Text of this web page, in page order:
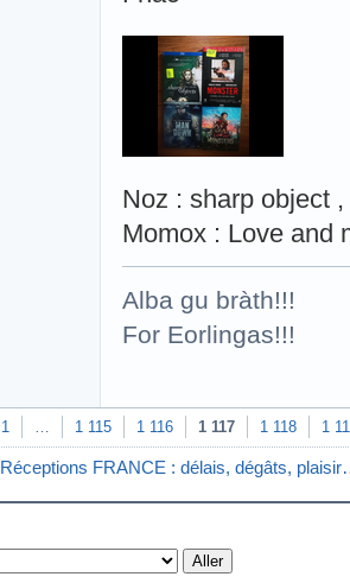
Noz : sharp object
Momox : Love and
Alba gu bràth!!!
For Eorlingas!!!
1 … 1 115 1 116 1 117 1 118 1
Réceptions FRANCE : délais, dégâts,